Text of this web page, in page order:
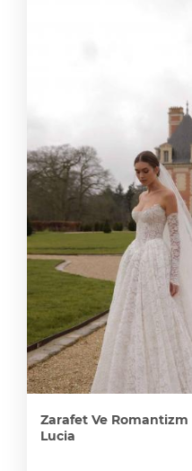
Zarafet Ve
Lucia